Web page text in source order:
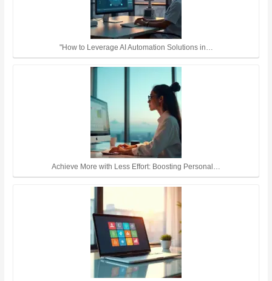
"How to Leverage AI Automation Solutions in…
Achieve More with Less Effort: Boosting Personal…